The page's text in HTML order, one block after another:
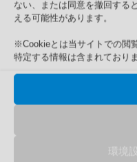
ない、または同意を撤回する
える可能性があります。
※Cookieとは当サイトでの閲
特定する情報は含まれており
環境
尚、休業前後は多数
ざいます。予めご了
株式会社スプリング